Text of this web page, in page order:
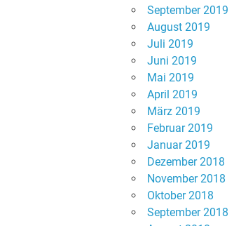
September 2019
August 2019
Juli 2019
Juni 2019
Mai 2019
April 2019
März 2019
Februar 2019
Januar 2019
Dezember 2018
November 2018
Oktober 2018
September 2018